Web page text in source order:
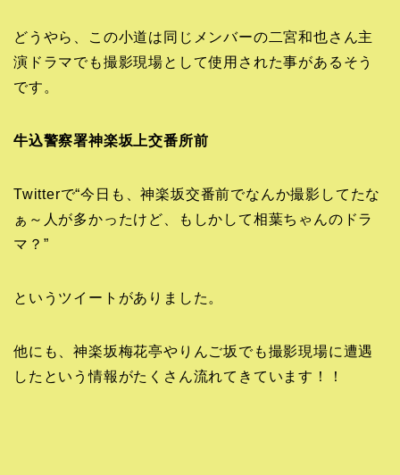
どうやら、この小道は同じメンバーの二宮和也さん主
演ドラマでも撮影現場として使用された事があるそう
です。
牛込警察署神楽坂上交番所前
Twitterで“今日も、神楽坂交番前でなんか撮影してたな
ぁ～人が多かったけど、もしかして相葉ちゃんのドラ
マ？”
というツイートがありました。
他にも、神楽坂梅花亭やりんご坂でも撮影現場に遭遇
したという情報がたくさん流れてきています！！